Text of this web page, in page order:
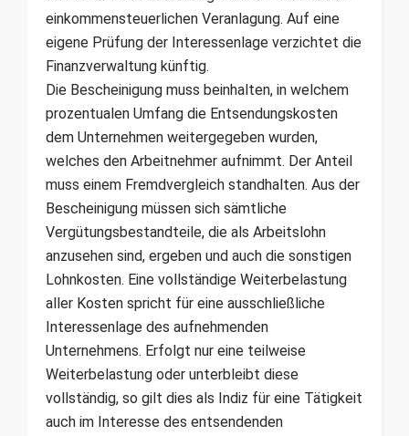
einkommensteuerlichen Veranlagung. Auf eine
eigene Prüfung der Interessenlage verzichtet die
Finanzverwaltung künftig.
Die Bescheinigung muss beinhalten, in welchem
prozentualen Umfang die Entsendungskosten
dem Unternehmen weitergegeben wurden,
welches den Arbeitnehmer aufnimmt. Der Anteil
muss einem Fremdvergleich standhalten. Aus der
Bescheinigung müssen sich sämtliche
Vergütungsbestandteile, die als Arbeitslohn
anzusehen sind, ergeben und auch die sonstigen
Lohnkosten. Eine vollständige Weiterbelastung
aller Kosten spricht für eine ausschließliche
Interessenlage des aufnehmenden
Unternehmens. Erfolgt nur eine teilweise
Weiterbelastung oder unterbleibt diese
vollständig, so gilt dies als Indiz für eine Tätigkeit
auch im Interesse des entsendenden